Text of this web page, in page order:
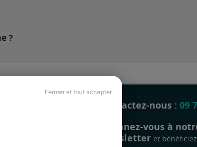
Fermer et tout accepter
?
Contactez-nous : 09
Abonnez-vous à
newsletter et